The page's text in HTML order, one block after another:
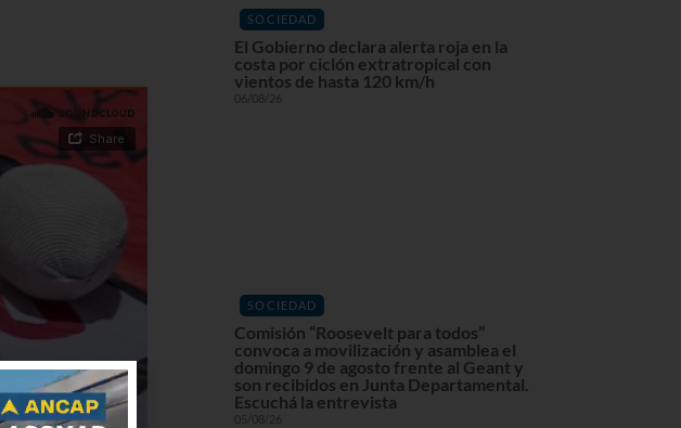
SOCIEDAD
El Gobierno declara alerta roja en la
costa por ciclón extratropical con
vientos de hasta 120 km/h
06/08/26
SOCIEDAD
Comisión “Roosevelt para todos”
convoca a movilización y asamblea el
domingo 9 de agosto frente al Geant y
son recibidos en Junta Departamental.
Escuchá la entrevista
05/08/26